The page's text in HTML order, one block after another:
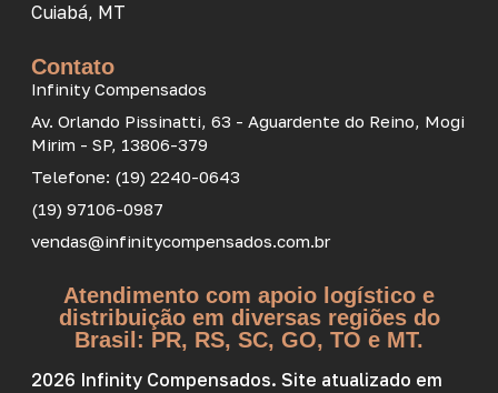
Cuiabá, MT
Contato
Infinity Compensados
Av. Orlando Pissinatti, 63 - Aguardente do Reino, Mogi
Mirim - SP, 13806-379
Telefone: (19) 2240-0643
(19) 97106-0987
vendas@infinitycompensados.com.br
Atendimento com apoio logístico e
distribuição em diversas regiões do
Brasil: PR, RS, SC, GO, TO e MT.
2026 Infinity Compensados. Site atualizado em